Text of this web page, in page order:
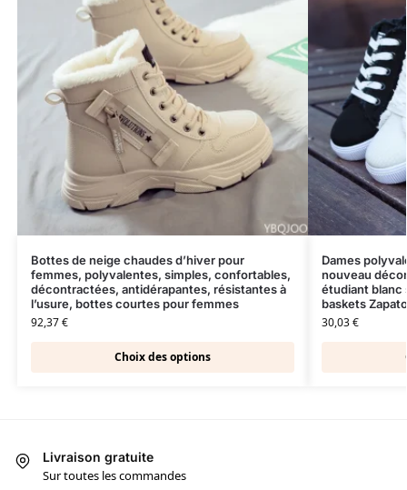
Bottes de neige chaudes d’hiver pour
femmes, polyvalentes, simples, confortables,
décontractées, antidérapantes, résistantes à
l’usure, bottes courtes pour femmes
92,37€
Choix des options
Dames
nouveau
étudiant blanc
baskets
30,03€
Livraison gratuite
Sur toutes les commandes